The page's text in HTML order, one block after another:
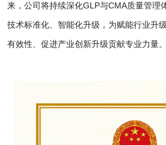
来，公司将持续深化GLP与CMA质量管理
技术标准化、智能化升级，为赋能行业升
有效性、促进产业创新升级贡献专业力量。